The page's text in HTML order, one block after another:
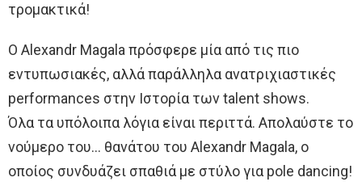
τρομακτικά!
Ο Alexandr Magala πρόσφερε μία από τις πιο
εντυπωσιακές, αλλά παράλληλα ανατριχιαστικές
performances στην Ιστορία των talent shows.
Όλα τα υπόλοιπα λόγια είναι περιττά. Απολαύστε το
νούμερο του… θανάτου του Alexandr Magala, ο
οποίος συνδυάζει σπαθιά με στύλο για pole dancing!